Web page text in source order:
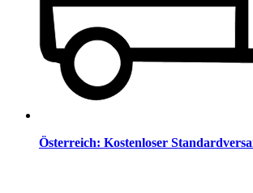
Österreich: Kostenloser